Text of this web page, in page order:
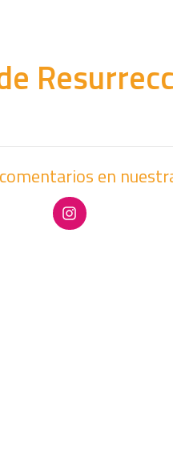
en